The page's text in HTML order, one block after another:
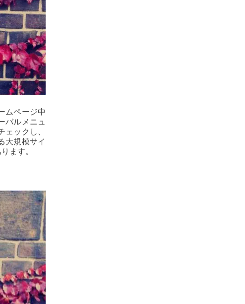
ムページ中
バルメニュ
ックし、
大規模サイ
ます。